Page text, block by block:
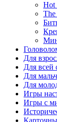
Hot
The
Для
Для всей
Для
Для
Игры
Игры с